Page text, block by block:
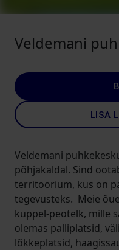
Veldemani
LISA
Veldemani
põhjakaldal. Sind
territoorium, kus on
tegevusteks. Meie
kuppel-peotelk, mille
olemas palliplatsid,
lõkkeplatsid,